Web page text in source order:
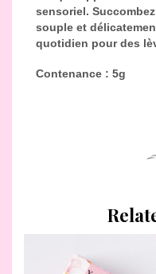
sensoriel.
souple et
quotidien pour des
Contenance : 5g